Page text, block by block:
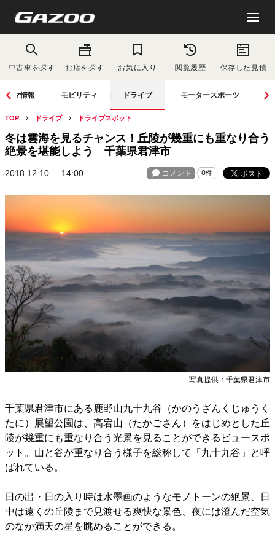
中古車を探す お店を探す お気に入り 閲覧履歴 保存した見積
ルマ情報 モビリティ ドライブ モータースポーツ
TOP ドライブ ドライブスポット
冬は雲海を見るチャンス！丘陵が幾重にも重なり合う
絶景を堪能しよう 千葉県君津市
2018.12.10 14:00
写真提供：千葉県君津市
千葉県君津市にある鹿野山九十九谷（かのうざんくじゅうく
たに）展望公園は、高宕山（たかごさん）をはじめとした丘
陵が幾重にも重なり合う光景を見ることができるビュースポ
ット。山と谷が重なり合う様子を総称して「九十九谷」と呼
ばれている。
日の出・日の入り時は水墨画のようなモノトーンの絶景、日
中は遠くの丘陵まで見渡せる爽快な景色、夜には澄んだ空気
のなか満天の星を眺めることができる。